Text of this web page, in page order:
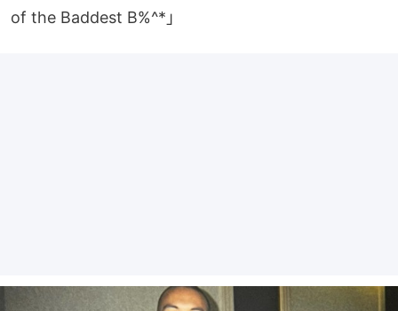
of the Baddest B%^*」